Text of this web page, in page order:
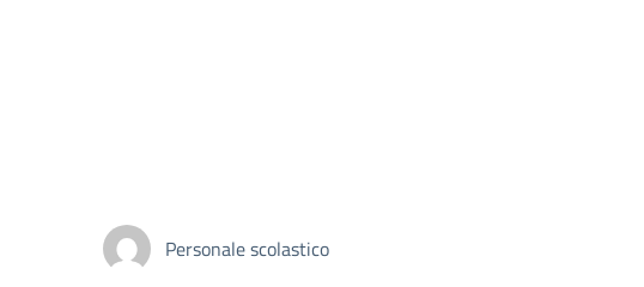
Personale scolastico